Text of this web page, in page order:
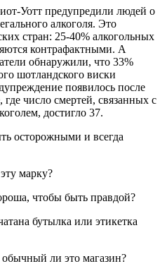
Уотт предупредили людей о
алкоголя. Это
стран: 25-40% алкогольных
контрафактными. А
обнаружили, что 33%
шотландского виски
появилось после
число смертей, связанных с
достигло 37.
осторожными и всегда
марку?
чтобы быть правдой?
бутылка или этикетка
ли это магазин?